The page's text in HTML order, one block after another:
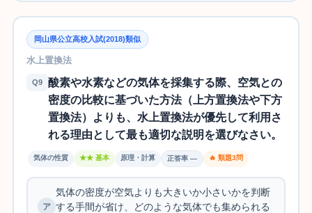
岡山県公立高校入試(2018)類似
水上置換法
Q9
酸素や水素などの気体を採集する際、空気との
密度の比較に基づいた方法（上方置換法や下方
置換法）よりも、水上置換法が優先して利用さ
れる理由として最も適切な説明を選びなさい。
気体の性質 ★★ 基本 原理・計算 正答率 — 🔥 類題3問
気体の密度が空気よりも大きいか小さいかを判断
する手間が省け、どのような気体でも集められる